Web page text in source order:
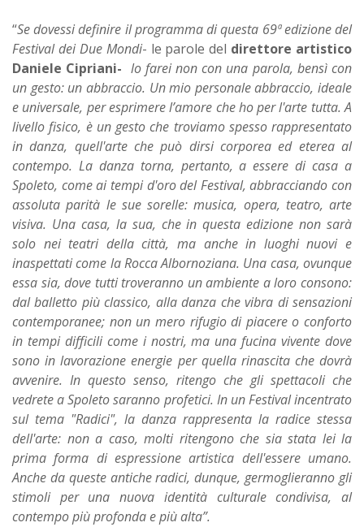
“Se dovessi definire il programma di questa 69ª edizione del
Festival dei Due Mondi- le parole del direttore artistico
Daniele Cipriani- lo farei non con una parola, bensì con
un gesto: un abbraccio. Un mio personale abbraccio, ideale
e universale, per esprimere l’amore che ho per l'arte tutta. A
livello fisico, è un gesto che troviamo spesso rappresentato
in danza, quell'arte che può dirsi corporea ed eterea al
contempo. La danza torna, pertanto, a essere di casa a
Spoleto, come ai tempi d'oro del Festival, abbracciando con
assoluta parità le sue sorelle: musica, opera, teatro, arte
visiva. Una casa, la sua, che in questa edizione non sarà
solo nei teatri della città, ma anche in luoghi nuovi e
inaspettati come la Rocca Albornoziana. Una casa, ovunque
essa sia, dove tutti troveranno un ambiente a loro consono:
dal balletto più classico, alla danza che vibra di sensazioni
contemporanee; non un mero rifugio di piacere o conforto
in tempi difficili come i nostri, ma una fucina vivente dove
sono in lavorazione energie per quella rinascita che dovrà
avvenire. In questo senso, ritengo che gli spettacoli che
vedrete a Spoleto saranno profetici. In un Festival incentrato
sul tema "Radici", la danza rappresenta la radice stessa
dell'arte: non a caso, molti ritengono che sia stata lei la
prima forma di espressione artistica dell'essere umano.
Anche da queste antiche radici, dunque, germoglieranno gli
stimoli per una nuova identità culturale condivisa, al
contempo più profonda e più alta”.